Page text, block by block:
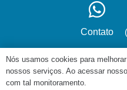
Contato
Nós usamos cookies para
nossos serviços. Ao acessar
com tal monitoramento.